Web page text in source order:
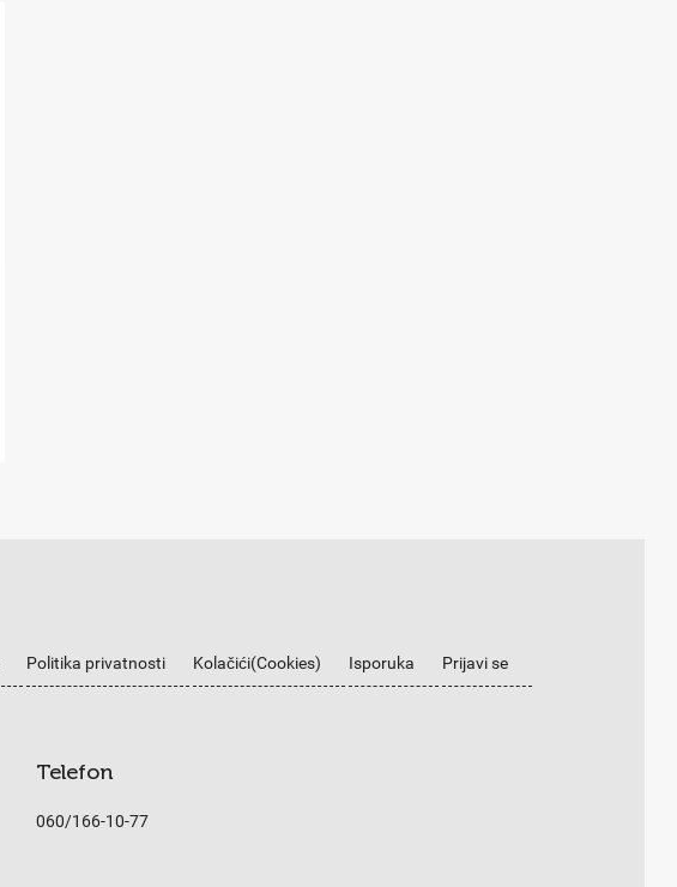
Politika privatnosti Kolačići(Cookies) Isporuka Prijavi se
Telefon
060/166-10-77